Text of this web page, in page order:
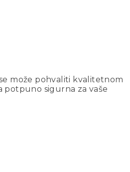
može pohvaliti kvalitetnom
potpuno sigurna za vaše